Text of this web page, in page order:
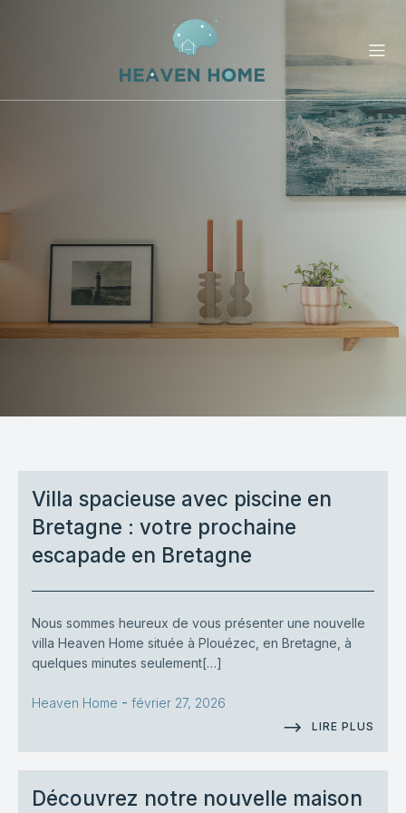
Villa spacieuse avec piscine en
Bretagne : votre prochaine
escapade en Bretagne
Nous sommes heureux de vous présenter une nouvelle
villa Heaven Home située à Plouézec, en Bretagne, à
quelques minutes seulement[…]
Heaven Home - février 27, 2026
LIRE PLUS
Découvrez notre nouvelle maison